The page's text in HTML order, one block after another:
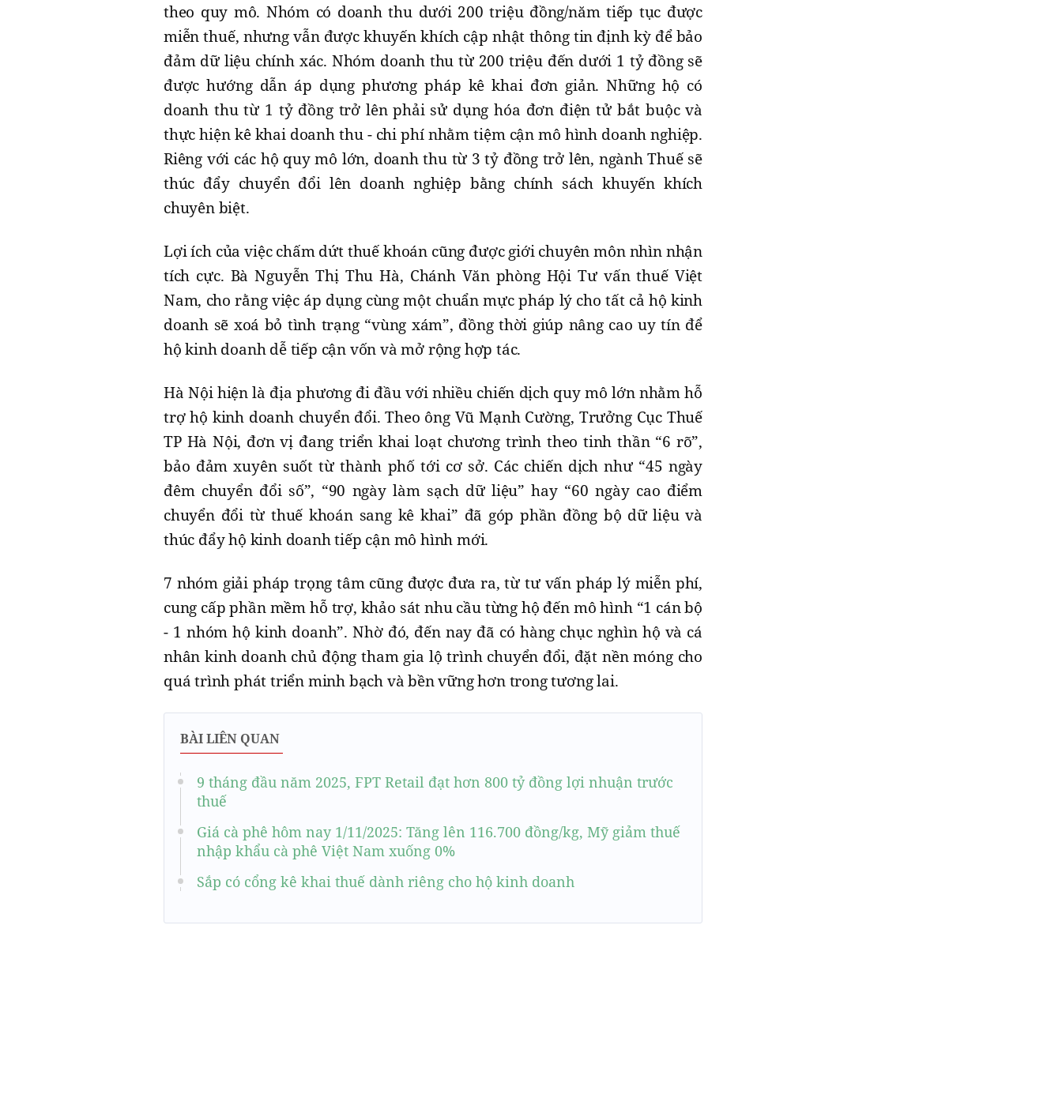
theo quy mô. Nhóm có doanh thu dưới 200 triệu đồng/năm tiếp tục được
miễn thuế, nhưng vẫn được khuyến khích cập nhật thông tin định kỳ để bảo
đảm dữ liệu chính xác. Nhóm doanh thu từ 200 triệu đến dưới 1 tỷ đồng sẽ
được hướng dẫn áp dụng phương pháp kê khai đơn giản. Những hộ có
doanh thu từ 1 tỷ đồng trở lên phải sử dụng hóa đơn điện tử bắt buộc và
thực hiện kê khai doanh thu - chi phí nhằm tiệm cận mô hình doanh nghiệp.
Riêng với các hộ quy mô lớn, doanh thu từ 3 tỷ đồng trở lên, ngành Thuế sẽ
thúc đẩy chuyển đổi lên doanh nghiệp bằng chính sách khuyến khích
chuyên biệt.
Lợi ích của việc chấm dứt thuế khoán cũng được giới chuyên môn nhìn nhận
tích cực. Bà Nguyễn Thị Thu Hà, Chánh Văn phòng Hội Tư vấn thuế Việt
Nam, cho rằng việc áp dụng cùng một chuẩn mực pháp lý cho tất cả hộ kinh
doanh sẽ xoá bỏ tình trạng “vùng xám”, đồng thời giúp nâng cao uy tín để
hộ kinh doanh dễ tiếp cận vốn và mở rộng hợp tác.
Hà Nội hiện là địa phương đi đầu với nhiều chiến dịch quy mô lớn nhằm hỗ
trợ hộ kinh doanh chuyển đổi. Theo ông Vũ Mạnh Cường, Trưởng Cục Thuế
TP Hà Nội, đơn vị đang triển khai loạt chương trình theo tinh thần “6 rõ”,
bảo đảm xuyên suốt từ thành phố tới cơ sở. Các chiến dịch như “45 ngày
đêm chuyển đổi số”, “90 ngày làm sạch dữ liệu” hay “60 ngày cao điểm
chuyển đổi từ thuế khoán sang kê khai” đã góp phần đồng bộ dữ liệu và
thúc đẩy hộ kinh doanh tiếp cận mô hình mới.
7 nhóm giải pháp trọng tâm cũng được đưa ra, từ tư vấn pháp lý miễn phí,
cung cấp phần mềm hỗ trợ, khảo sát nhu cầu từng hộ đến mô hình “1 cán bộ
- 1 nhóm hộ kinh doanh”. Nhờ đó, đến nay đã có hàng chục nghìn hộ và cá
nhân kinh doanh chủ động tham gia lộ trình chuyển đổi, đặt nền móng cho
quá trình phát triển minh bạch và bền vững hơn trong tương lai.
BÀI LIÊN QUAN
9 tháng đầu năm 2025, FPT Retail đạt hơn 800 tỷ đồng lợi nhuận trước
thuế
Giá cà phê hôm nay 1/11/2025: Tăng lên 116.700 đồng/kg, Mỹ giảm thuế
nhập khẩu cà phê Việt Nam xuống 0%
Sắp có cổng kê khai thuế dành riêng cho hộ kinh doanh